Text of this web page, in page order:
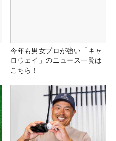
今年も男女プロが強い「キャ
ロウェイ」のニュース一覧は
こちら！